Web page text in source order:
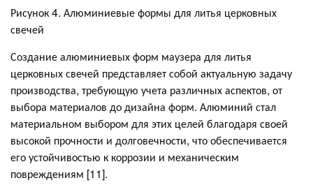
Рисунок 4. Алюминиевые формы для литья церковных
свечей
Создание алюминиевых форм маузера для литья
церковных свечей представляет собой актуальную задачу
производства, требующую учета различных аспектов, от
выбора материалов до дизайна форм. Алюминий стал
материальном выбором для этих целей благодаря своей
высокой прочности и долговечности, что обеспечивается
его устойчивостью к коррозии и механическим
повреждениям [11].